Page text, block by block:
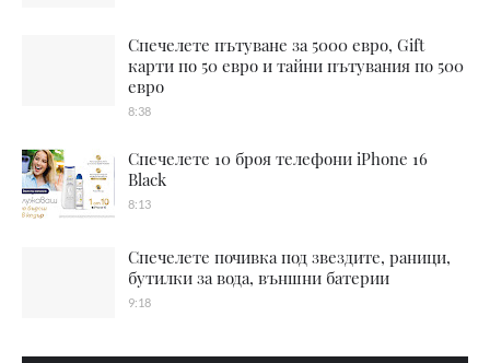
Спечелете пътуване за 5000 евро, Gift
карти по 50 евро и тайни пътувания по 500
евро
8:38
Спечелете 10 броя телефони iPhone 16
Black
8:13
Спечелете почивка под звездите, раници,
бутилки за вода, външни батерии
9:18